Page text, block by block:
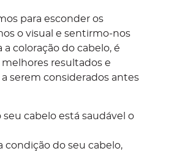
para esconder os
o visual e sentirmo-nos
coloração do cabelo, é
resultados e
serem considerados antes
cabelo está saudável o
do seu cabelo,